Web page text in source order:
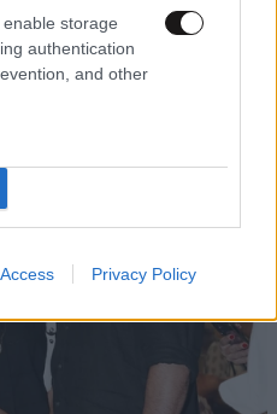
storage
authentication
and other
Privacy Policy